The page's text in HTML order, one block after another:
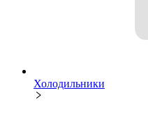
Холодильники